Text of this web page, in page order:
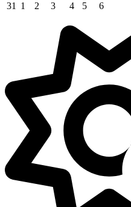
31
1 2 3 4 5 6